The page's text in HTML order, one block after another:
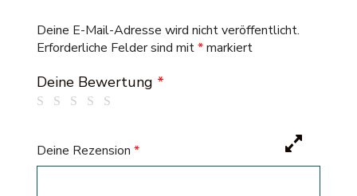
Deine E-Mail-Adresse wird nicht veröffentlicht.
Erforderliche Felder sind mit*markiert
Deine Bewertung *
Deine Rezension *